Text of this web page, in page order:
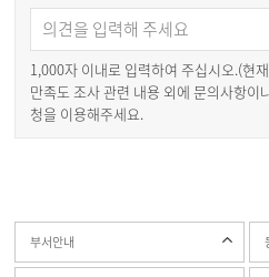
1,000자 이내로 입력하여 주십시오.(현재
만족도 조사 관련 내용 외에 문의사항이
청을 이용해주세요.
부서안내